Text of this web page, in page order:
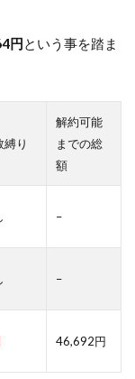
円 という事を踏ま
縛り
解約可能
までの総
額
–
–
46,692円